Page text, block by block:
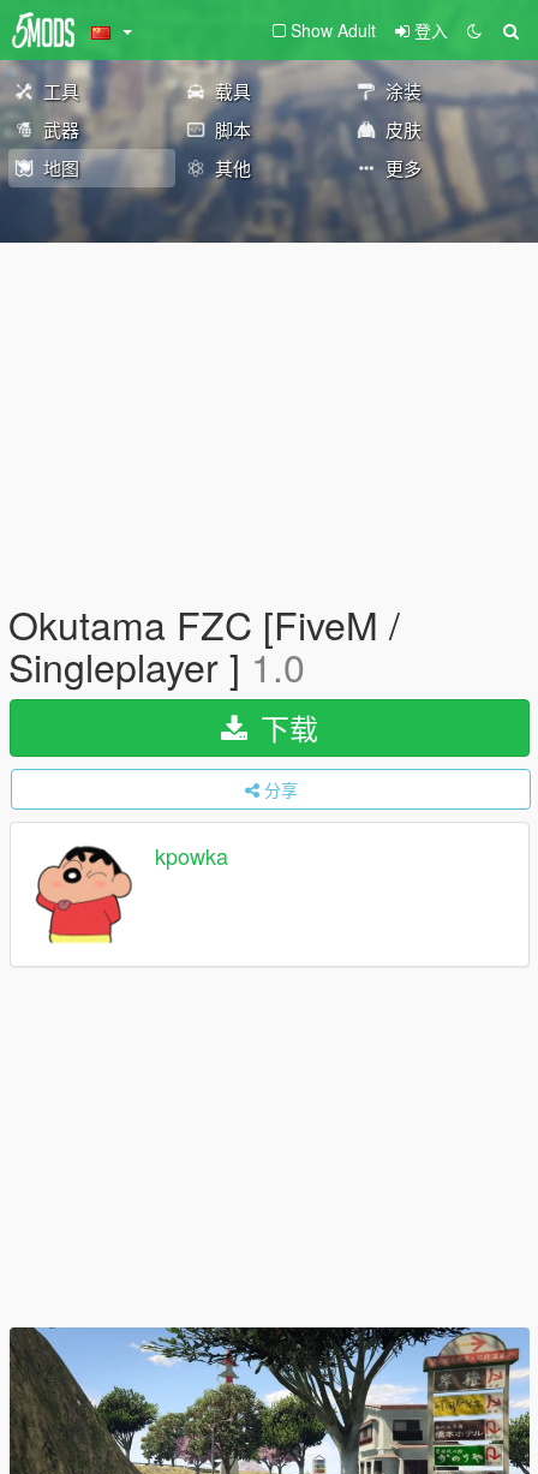
Show Adult 登入
工具 载具
涂装
武器
脚本
皮肤
地图
其他 更多
Okutama FZC [FiveM /
Singleplayer ] 1.0
下载
分享
kpowka